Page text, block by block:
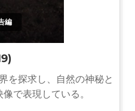
編
を探求し、自然の神秘と
で表現している。